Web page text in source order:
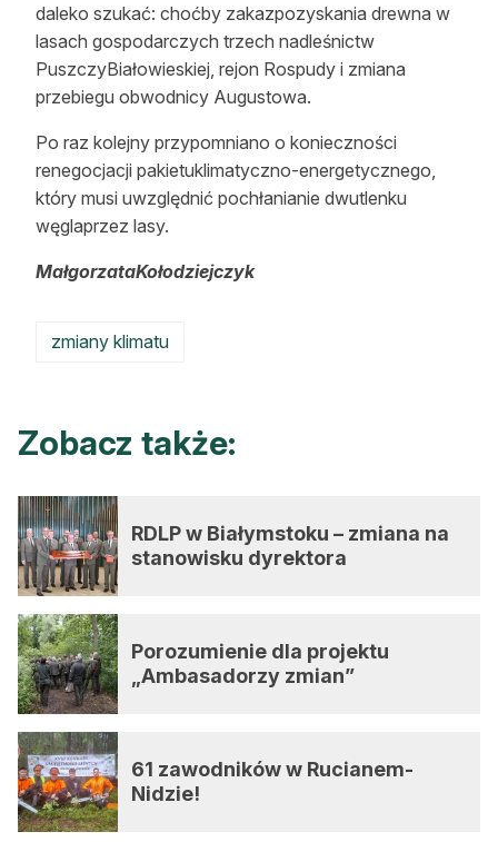
daleko szukać: choćby zakazpozyskania drewna w
lasach gospodarczych trzech nadleśnictw
PuszczyBiałowieskiej, rejon Rospudy i zmiana
przebiegu obwodnicy Augustowa.
Po raz kolejny przypomniano o konieczności
renegocjacji pakietuklimatyczno-energetycznego,
który musi uwzględnić pochłanianie dwutlenku
węglaprzez lasy.
MałgorzataKołodziejczyk
zmiany klimatu
Zobacz także:
RDLP w Białymstoku – zmiana na
stanowisku dyrektora
Porozumienie dla projektu
„Ambasadorzy zmian”
61 zawodników w Rucianem-
Nidzie!